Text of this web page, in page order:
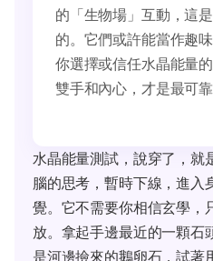
的「生物場」互動，這
的。它們或許能當作趣
你選擇或信任水晶能量
雙手和內心，才是最可靠
水晶能量測試，說穿了，就
腦的思考，暫時下線，進入
覺。它不需要你相信玄學，
放。拿起手邊最近的一顆石
是河邊撿來的鵝卵石，試著